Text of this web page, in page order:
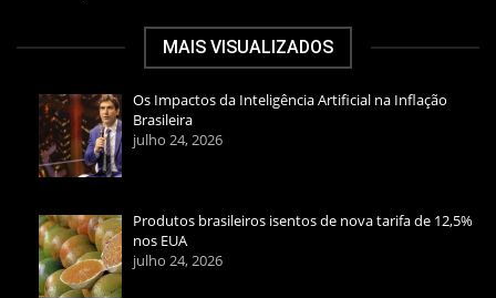
MAIS VISUALIZADOS
Os Impactos da Inteligência Artificial na Inflação
Brasileira
julho 24, 2026
Produtos brasileiros isentos de nova tarifa de 12,5%
nos EUA
julho 24, 2026